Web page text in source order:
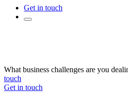
Get in touch
What business challenges are you
touch
Get in touch